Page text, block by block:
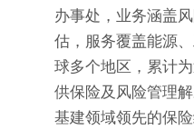
办事处，业务涵盖
估，服务覆盖能源
球多个地区，累计
供保险及风险管理
基建领域领先的保险